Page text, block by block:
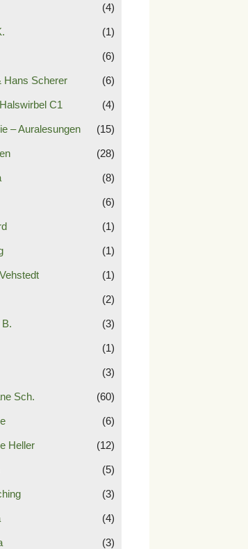
(4)
(1)
(6)
Hans Scherer (6)
C1 (4)
– Auralesungen (15)
(28)
(8)
(6)
(1)
(1)
(1)
(2)
(3)
(1)
(3)
Sch. (60)
(6)
Heller (12)
(5)
(3)
(4)
(3)